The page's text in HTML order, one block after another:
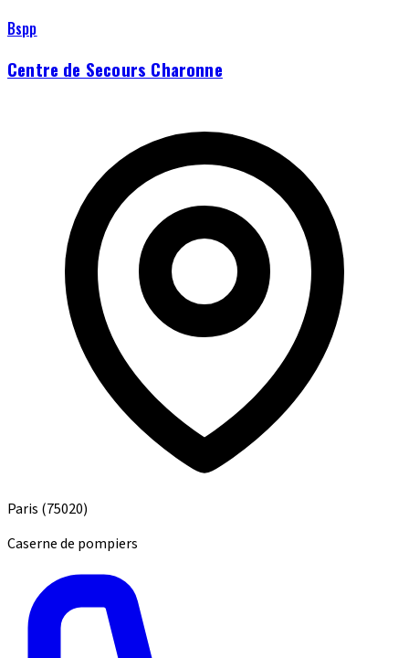
Bspp
Centre de Secours Charonne
Paris (75020)
Caserne de pompiers